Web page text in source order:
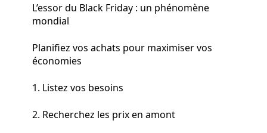
L’essor du Black Friday : un phénomène
mondial
Planifiez vos achats pour maximiser vos
économies
1. Listez vos besoins
2. Recherchez les prix en amont